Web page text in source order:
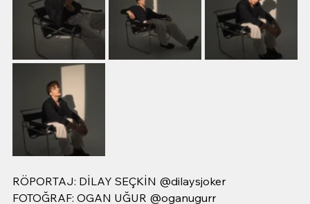
RÖPORTAJ: DİLAY SEÇKİN @dilaysjoker
FOTOĞRAF: OGAN UĞUR @oganugurr